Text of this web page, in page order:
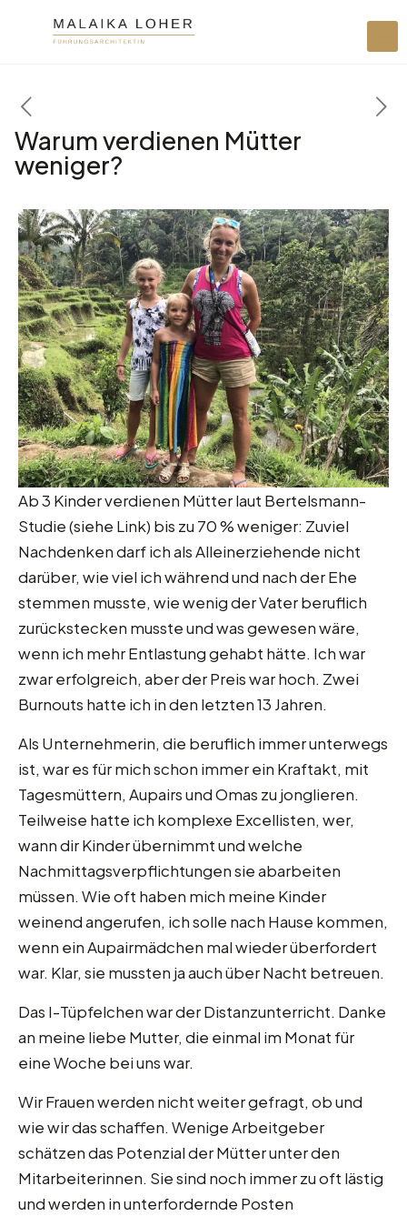
Warum verdienen Mütter
weniger?
Ab 3 Kinder verdienen Mütter laut Bertelsmann-
Studie (siehe Link) bis zu 70 % weniger: Zuviel
Nachdenken darf ich als Alleinerziehende nicht
darüber, wie viel ich während und nach der Ehe
stemmen musste, wie wenig der Vater beruflich
zurückstecken musste und was gewesen wäre,
wenn ich mehr Entlastung gehabt hätte. Ich war
zwar erfolgreich, aber der Preis war hoch. Zwei
Burnouts hatte ich in den letzten 13 Jahren.
Als Unternehmerin, die beruflich immer unterwegs
ist, war es für mich schon immer ein Kraftakt, mit
Tagesmüttern, Aupairs und Omas zu jonglieren.
Teilweise hatte ich komplexe Excellisten, wer,
wann dir Kinder übernimmt und welche
Nachmittagsverpflichtungen sie abarbeiten
müssen. Wie oft haben mich meine Kinder
weinend angerufen, ich solle nach Hause kommen,
wenn ein Aupairmädchen mal wieder überfordert
war. Klar, sie mussten ja auch über Nacht betreuen.
Das I-Tüpfelchen war der Distanzunterricht. Danke
an meine liebe Mutter, die einmal im Monat für
eine Woche bei uns war.
Wir Frauen werden nicht weiter gefragt, ob und
wie wir das schaffen. Wenige Arbeitgeber
schätzen das Potenzial der Mütter unter den
Mitarbeiterinnen. Sie sind noch immer zu oft lästig
und werden in unterfordernde Posten